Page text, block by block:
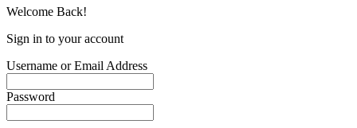
Welcome Back!
Sign in to your account
Username or Email Address
Password